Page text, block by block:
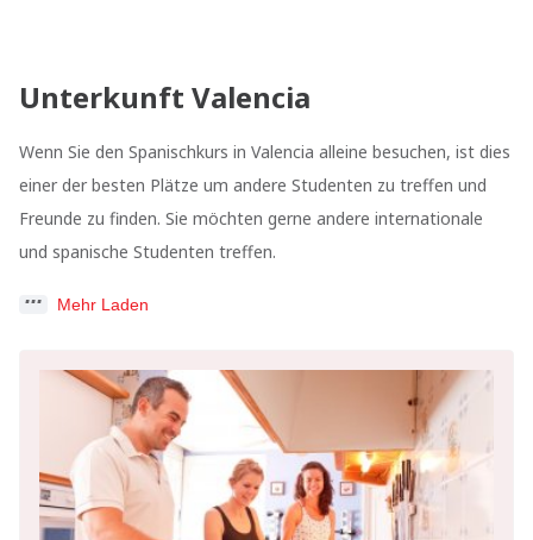
Unterkunft Valencia
Wenn Sie den Spanischkurs in Valencia alleine besuchen, ist dies
einer der besten Plätze um andere Studenten zu treffen und
Freunde zu finden. Sie möchten gerne andere internationale
und spanische Studenten treffen.
Mehr Laden